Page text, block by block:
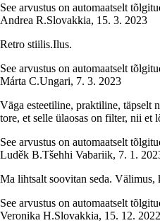
See arvustus on automaatselt
Andrea R.Slovakkia, 15. 3. 2023
Retro stiilis.Ilus.
See arvustus on automaatselt
Márta C.Ungari, 7. 3. 2023
Väga esteetiline, praktiline, täpselt
tore, et selle ülaosas on filter, nii et
See arvustus on automaatselt
Luděk B.Tšehhi Vabariik, 7. 1.
Ma lihtsalt soovitan seda. Välimus,
See arvustus on automaatselt
Veronika H.Slovakkia, 15. 12. 2022